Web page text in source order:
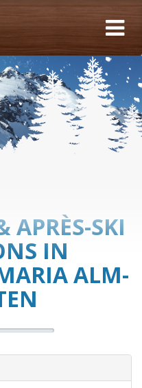
APRÈS-SKI
IN
ALM-